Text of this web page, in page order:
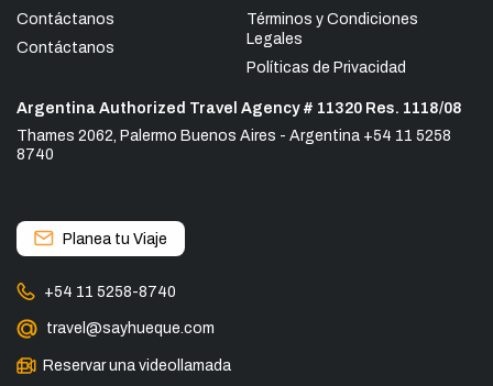
Contáctanos
Contáctanos
Términos y Condiciones
Legales
Políticas de Privacidad
Argentina Authorized Travel Agency # 11320 Res. 1118/08
Thames 2062, Palermo Buenos Aires - Argentina +54 11 5258
8740
Planea tu Viaje
+54 11 5258-8740
travel@sayhueque.com
Reservar una videollamada